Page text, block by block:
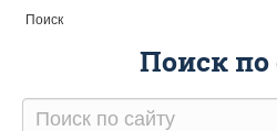
Поиск
Поиск по